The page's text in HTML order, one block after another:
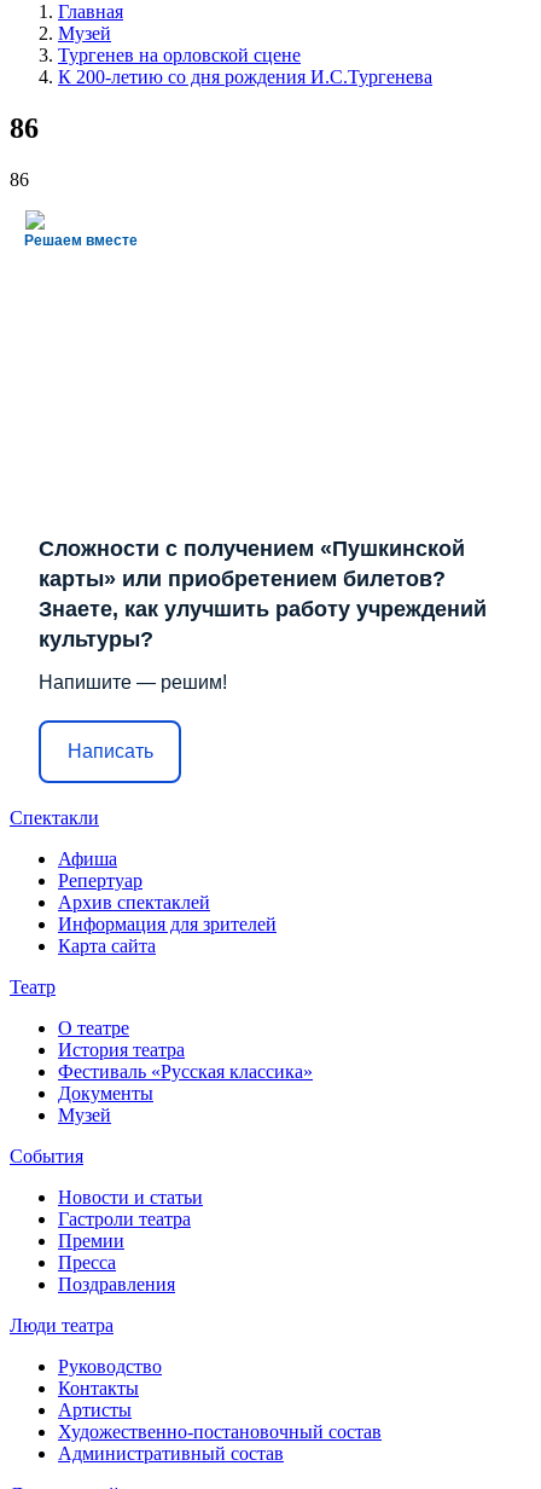
Главная
Музей
Тургенев на орловской сцене
К 200-летию со дня рождения И.С.Тургенева
86
86
Решаем вместе
Сложности с получением «Пушкинской
карты» или приобретением билетов?
Знаете, как улучшить работу учреждений
культуры?
Напишите — решим!
Написать
Спектакли
Афиша
Репертуар
Архив спектаклей
Информация для зрителей
Карта сайта
Театр
О театре
История театра
Фестиваль «Русская классика»
Документы
Музей
События
Новости и статьи
Гастроли театра
Премии
Пресса
Поздравления
Люди театра
Руководство
Контакты
Артисты
Художественно-постановочный состав
Административный состав